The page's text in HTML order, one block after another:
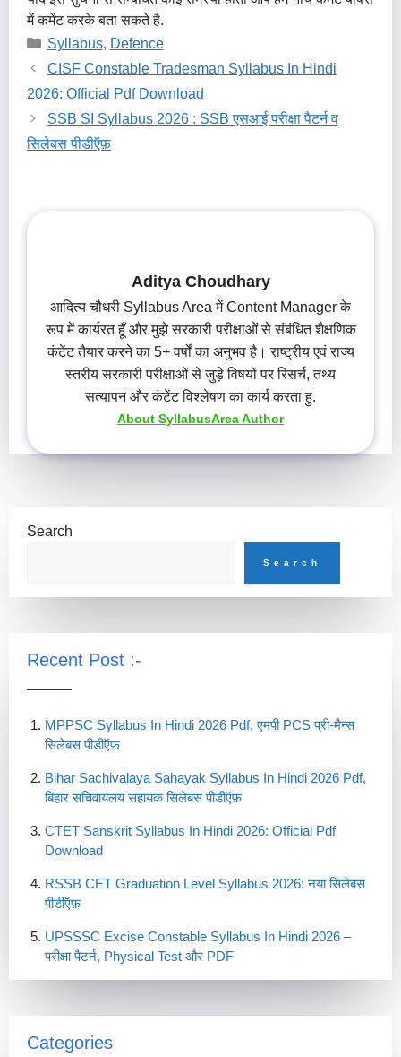
में कमेंट करके बता सकते है.
Categories
Syllabus, Defence
CISF Constable Tradesman Syllabus In Hindi
2026: Official Pdf Download
SSB SI Syllabus 2026 : SSB एसआई परीक्षा पैटर्न व
सिलेबस पीडीऍफ़
Aditya Choudhary
आदित्य चौधरी Syllabus Area में Content Manager के
रूप में कार्यरत हूँ और मुझे सरकारी परीक्षाओं से संबंधित शैक्षणिक
कंटेंट तैयार करने का 5+ वर्षों का अनुभव है। राष्ट्रीय एवं राज्य
स्तरीय सरकारी परीक्षाओं से जुड़े विषयों पर रिसर्च, तथ्य
सत्यापन और कंटेंट विश्लेषण का कार्य करता हु.
About SyllabusArea Author
Search
Search
Recent Post :-
MPPSC Syllabus In Hindi 2026 Pdf, एमपी PCS प्री-मैन्स
सिलेबस पीडीऍफ़
Bihar Sachivalaya Sahayak Syllabus In Hindi 2026 Pdf,
बिहार सचिवायलय सहायक सिलेबस पीडीऍफ़
CTET Sanskrit Syllabus In Hindi 2026: Official Pdf
Download
RSSB CET Graduation Level Syllabus 2026: नया सिलेबस
पीडीऍफ़
UPSSSC Excise Constable Syllabus In Hindi 2026 –
परीक्षा पैटर्न, Physical Test और PDF
Categories